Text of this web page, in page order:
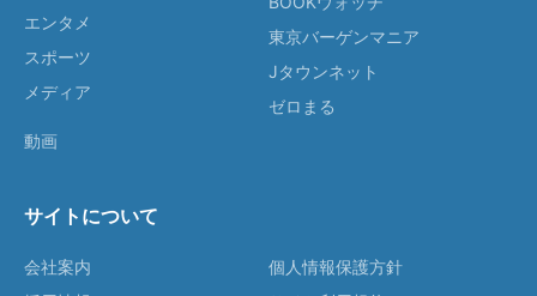
エンタメ
スポーツ
メディア
動画
東京バーゲンマニア
Jタウンネット
ゼロまる
サイトについて
会社案内
個人情報保護方針